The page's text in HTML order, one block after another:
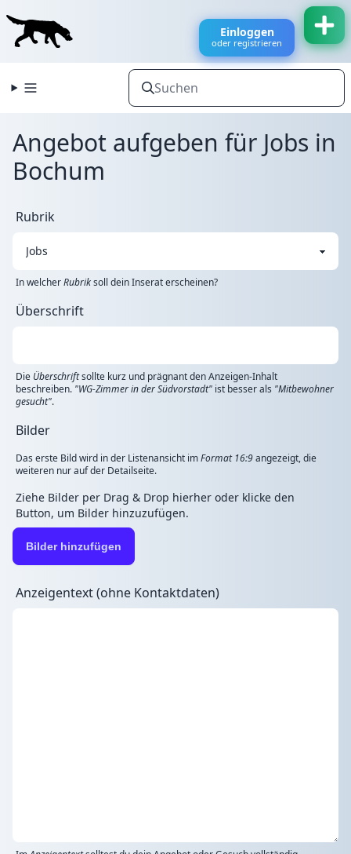
Einloggen
oder registrieren
Angebot aufgeben für Jobs in
Bochum
Rubrik
In welcherRubriksoll dein Inserat erscheinen?
Überschrift
Die Überschriftsollte kurz und prägnant den Anzeigen-Inhalt
beschreiben. "WG-Zimmer in der Südvorstadt" ist besser als "Mitbewohner
gesucht".
Bilder
Das erste Bild wird in der Listenansicht imFormat 16:9angezeigt, die
weiteren nur auf der Detailseite.
Ziehe Bilder per Drag & Drop hierher oder klicke den
Button, um Bilder hinzuzufügen.
Bilder hinzufügen
Anzeigentext (ohne Kontaktdaten)